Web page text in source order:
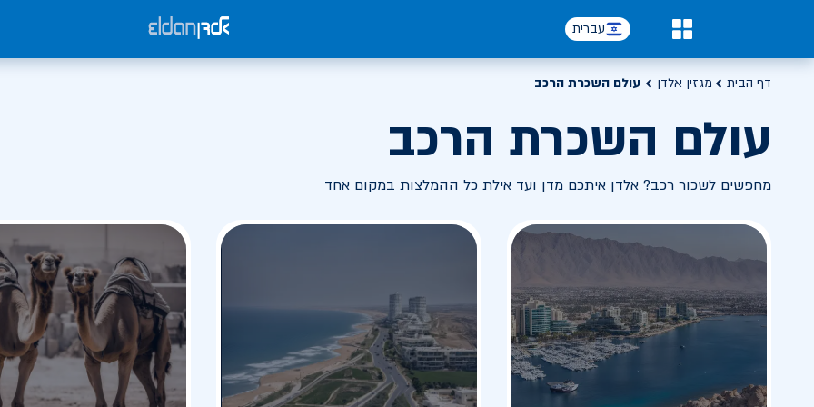
עברית
דף הבית מגזין אלדן עולם השכרת הרכב
עולם השכרת הרכב
מחפשים לשכור רכב? אלדן איתכם מדן ועד אילת כל ההמלצות במקום אחד